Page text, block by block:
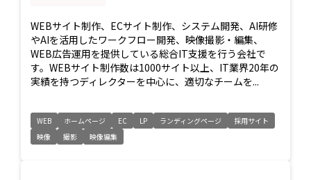
WEBサイト制作、ECサイト制作、システム開発、AI研修
やAIを活用したワークフロー開発、映像撮影・編集、
WEB広告運用を提供している総合IT支援を行う会社で
す。WEBサイト制作数は1000サイト以上、IT業界20年の
実績を持つディレクターを中心に、適切なチームを...
WEB ホームページ EC LP ランディングページ
採用サイト
映像
撮影 映像編集